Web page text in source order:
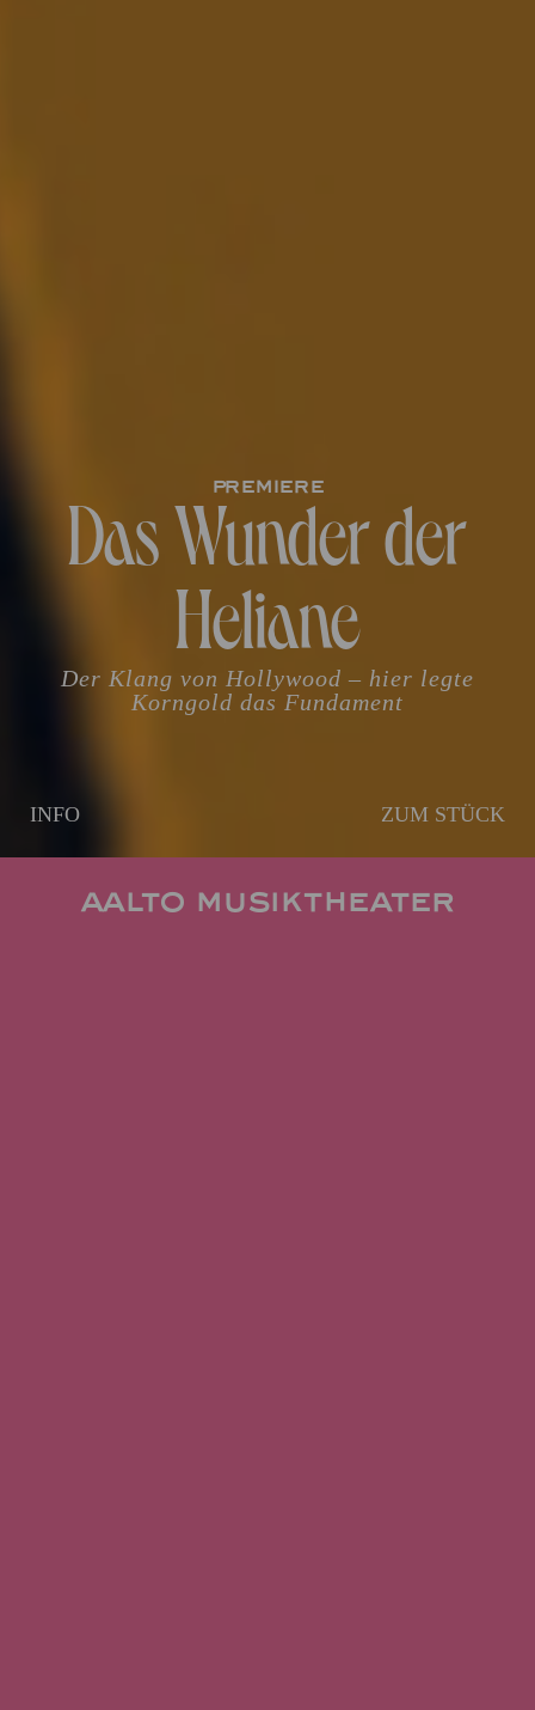
Premiere
Das Wunder der
Heliane
Der Klang von Hollywood – hier legte
Korngold das Fundament
ZUM STÜCK
INFO
AALTO MUSIKTHEATER